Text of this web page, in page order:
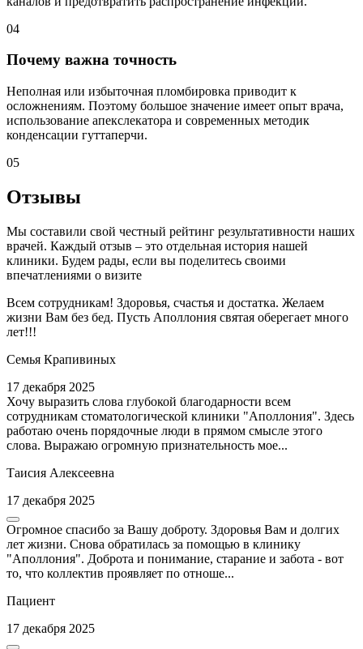
04
Почему важна точность
Неполная или избыточная пломбировка приводит к
осложнениям. Поэтому большое значение имеет опыт врача,
использование апекслекатора и современных методик
конденсации гуттаперчи.
05
Отзывы
Мы составили свой честный рейтинг результативности наших
врачей. Каждый отзыв – это отдельная история нашей
клиники. Будем рады, если вы поделитесь своими
впечатлениями о визите
Всем сотрудникам! Здоровья, счастья и достатка. Желаем
жизни Вам без бед. Пусть Аполлония святая оберегает много
лет!!!
Семья Крапивиных
17 декабря 2025
Хочу выразить слова глубокой благодарности всем
сотрудникам стоматологической клиники "Аполлония". Здесь
работаю очень порядочные люди в прямом смысле этого
слова. Выражаю огромную признательность мое...
Таисия Алексеевна
17 декабря 2025
Огромное спасибо за Вашу доброту. Здоровья Вам и долгих
лет жизни. Снова обратилась за помощью в клинику
"Аполлония". Доброта и понимание, старание и забота - вот
то, что коллектив проявляет по отноше...
Пациент
17 декабря 2025